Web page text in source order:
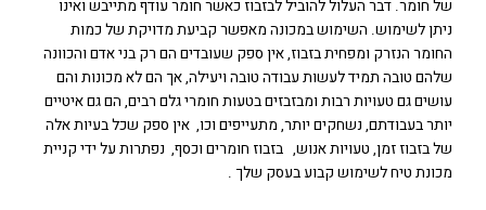
של חומר. דבר העלול להוביל לבזבוז כאשר חומר עודף מתייבש ואינו
ניתן לשימוש. השימוש במכונה מאפשר קביעת מדויקת של כמות
החומר הנזרק ומפחית בזבוז, אין ספק שעובדים הם רק בני אדם והכוונה
שלהם טובה תמיד לעשות עבודה טובה ויעילה, אך הם לא מכונות והם
עושים גם טעויות רבות ומבזבזים בטעות חומרי גלם רבים, הם גם איטיים
יותר בעבודתם, נשחקים יותר, מתעייפים וכו, אין ספק שכל בעיות אלה
של בזבוז זמן, טעויות אנוש, בזבוז חומרים וכסף, נפתרות על ידי קניית
מכונת טיח לשימוש קבוע בעסק שלך .